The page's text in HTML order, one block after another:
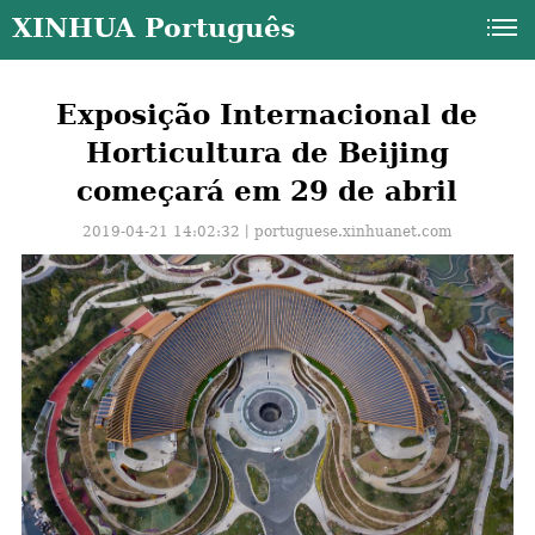
XINHUA Português
Exposição Internacional de
Horticultura de Beijing
começará em 29 de abril
2019-04-21 14:02:32丨portuguese.xinhuanet.com